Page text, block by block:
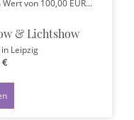
von 100,00 EUR...
& Lichtshow
in Leipzig
€